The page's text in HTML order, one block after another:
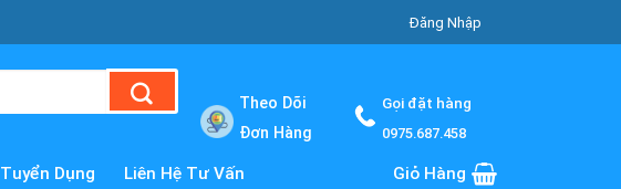
Đăng Nhập
Theo Dõi
Đơn Hàng
Gọi đặt hàng
0975.687.458
Tuyển Dụng Liên Hệ Tư Vấn Giỏ Hàng